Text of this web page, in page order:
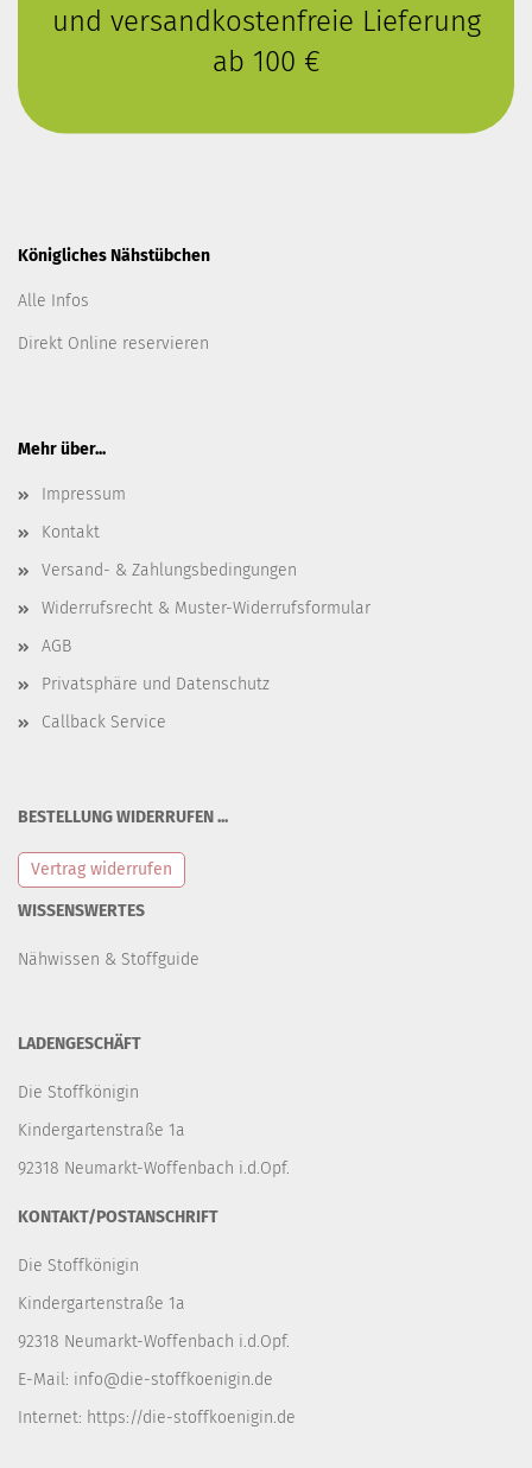
und versandkostenfreie Lieferung
ab 100 €
Königliches Nähstübchen
Alle Infos
Direkt Online reservieren
Mehr über...
Impressum
Kontakt
Versand- & Zahlungsbedingungen
Widerrufsrecht & Muster-Widerrufsformular
AGB
Privatsphäre und Datenschutz
Callback Service
BESTELLUNG WIDERRUFEN ...
Vertrag widerrufen
WISSENSWERTES
Nähwissen & Stoffguide
LADENGESCHÄFT
Die Stoffkönigin
Kindergartenstraße 1a
92318 Neumarkt-Woffenbach i.d.Opf.
KONTAKT/POSTANSCHRIFT
Die Stoffkönigin
Kindergartenstraße 1a
92318 Neumarkt-Woffenbach i.d.Opf.
E-Mail: info@die-stoffkoenigin.de
Internet: https://die-stoffkoenigin.de